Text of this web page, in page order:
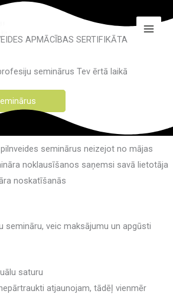
APMĀCĪBAS SERTIFIKĀTA
seminārus Tev ērtā laikā
seminārus neizejot no mājas
noklausīšanos saņemsi savā lietotāja
noskatīšanās
semināru, veic maksājumu un apgūsti
saturu
atjaunojam, tādēļ vienmēr